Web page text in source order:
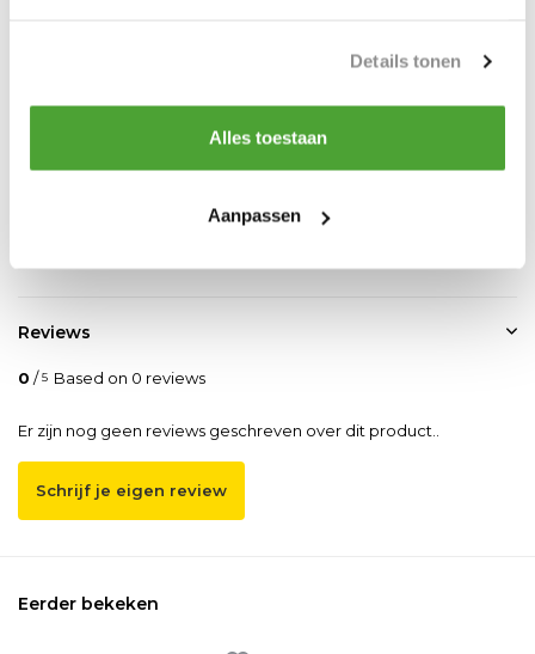
Details tonen
Alles toestaan
Aanpassen
Our employee is happy to help you find the right product
Send mail
Reviews
0 /5 Based on 0 reviews
Er zijn nog geen reviews geschreven over dit product..
Schrijf je eigen review
Eerder bekeken